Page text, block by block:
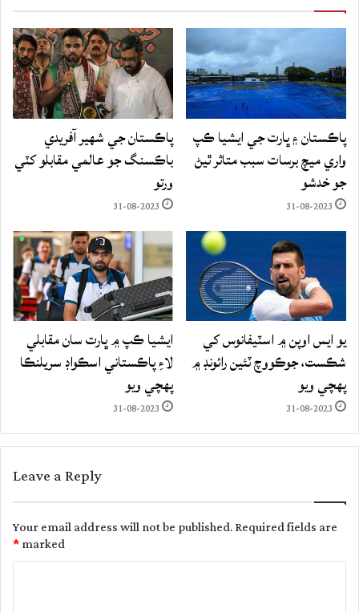
پاڪستان ۽ ڀارت جي ايشيا ڪپ
واري ميچ برسات سبب متاثر ٿيڻ
جو خدشو
31-08-2023
پاڪستان جي شهير آفريدي
باڪسنگ جو عالمي مقابلو کٽي
ورتو
31-08-2023
يو ايس اوپن ۾ اسٽيفانوس کي
شڪست، جوڪووچ ٽئين رائونڊ ۾
پهچي ويو
31-08-2023
ايشيا ڪپ ۾ ڀارت سان مقابلي
لاءِ پاڪستاني اسڪواڊ سريلنڪا
پهچي ويو
31-08-2023
Leave a Reply
Your email address will not be published.Required fields are
marked
*